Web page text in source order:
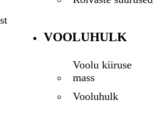
VOOLUHULK
Voolu kiiruse
mass
Vooluhulk